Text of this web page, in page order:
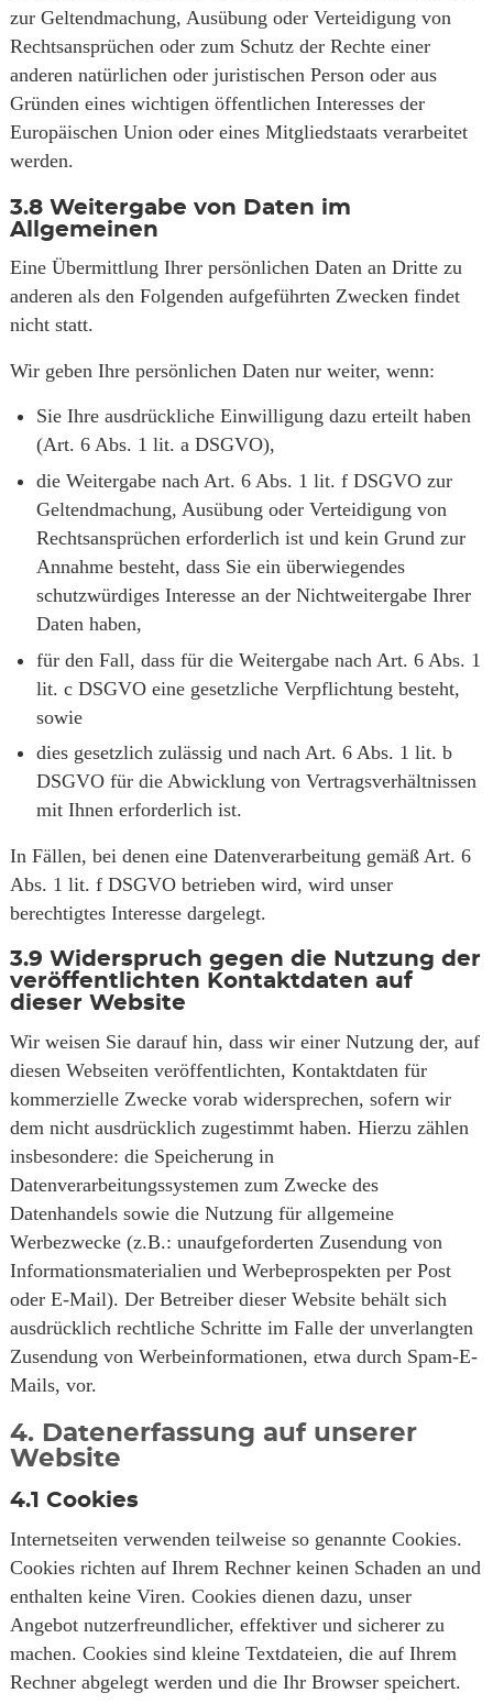
zur Geltendmachung, Ausübung oder Verteidigung von
Rechtsansprüchen oder zum Schutz der Rechte einer
anderen natürlichen oder juristischen Person oder aus
Gründen eines wichtigen öffentlichen Interesses der
Europäischen Union oder eines Mitgliedstaats verarbeitet
werden.
3.8 Weitergabe von Daten im
Allgemeinen
Eine Übermittlung Ihrer persönlichen Daten an Dritte zu
anderen als den Folgenden aufgeführten Zwecken findet
nicht statt.
Wir geben Ihre persönlichen Daten nur weiter, wenn:
Sie Ihre ausdrückliche Einwilligung dazu erteilt haben
(Art. 6 Abs. 1 lit. a DSGVO),
die Weitergabe nach Art. 6 Abs. 1 lit. f DSGVO zur
Geltendmachung, Ausübung oder Verteidigung von
Rechtsansprüchen erforderlich ist und kein Grund zur
Annahme besteht, dass Sie ein überwiegendes
schutzwürdiges Interesse an der Nichtweitergabe Ihrer
Daten haben,
für den Fall, dass für die Weitergabe nach Art. 6 Abs. 1
lit. c DSGVO eine gesetzliche Verpflichtung besteht,
sowie
dies gesetzlich zulässig und nach Art. 6 Abs. 1 lit. b
DSGVO für die Abwicklung von Vertragsverhältnissen
mit Ihnen erforderlich ist.
In Fällen, bei denen eine Datenverarbeitung gemäß Art. 6
Abs. 1 lit. f DSGVO betrieben wird, wird unser
berechtigtes Interesse dargelegt.
3.9 Widerspruch gegen die Nutzung der
veröffentlichten Kontaktdaten auf
dieser Website
Wir weisen Sie darauf hin, dass wir einer Nutzung der, auf
diesen Webseiten veröffentlichten, Kontaktdaten für
kommerzielle Zwecke vorab widersprechen, sofern wir
dem nicht ausdrücklich zugestimmt haben. Hierzu zählen
insbesondere: die Speicherung in
Datenverarbeitungssystemen zum Zwecke des
Datenhandels sowie die Nutzung für allgemeine
Werbezwecke (z.B.: unaufgeforderten Zusendung von
Informationsmaterialien und Werbeprospekten per Post
oder E-Mail). Der Betreiber dieser Website behält sich
ausdrücklich rechtliche Schritte im Falle der unverlangten
Zusendung von Werbeinformationen, etwa durch Spam-E-
Mails, vor.
4. Datenerfassung auf unserer
Website
4.1 Cookies
Internetseiten verwenden teilweise so genannte Cookies.
Cookies richten auf Ihrem Rechner keinen Schaden an und
enthalten keine Viren. Cookies dienen dazu, unser
Angebot nutzerfreundlicher, effektiver und sicherer zu
machen. Cookies sind kleine Textdateien, die auf Ihrem
Rechner abgelegt werden und die Ihr Browser speichert.